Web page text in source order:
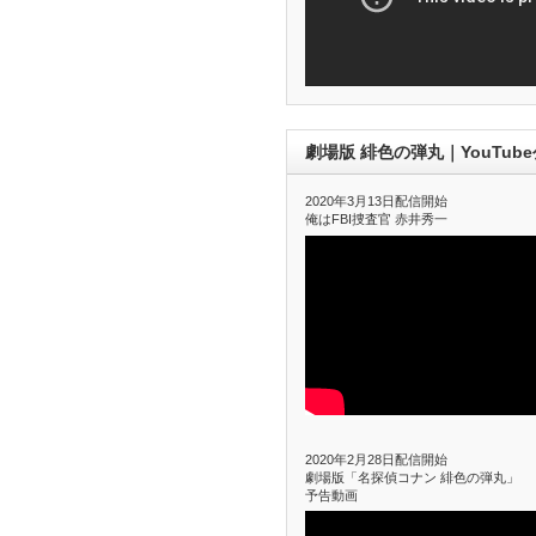
劇場版 緋色の弾丸｜YouTube
2020年3月13日配信開始
俺はFBI捜査官 赤井秀一
2020年2月28日配信開始
劇場版「名探偵コナン 緋色の弾丸」
予告動画